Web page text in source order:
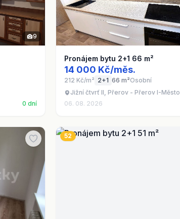
9
0 dní
Pronájem bytu 2+1 66 m²
14 000 Kč/měs.
212 Kč/m² 2+1 66 m²Osobní
Jižní čtvrť II, Přerov - Přerov I-Město
06. 08. 2026
52